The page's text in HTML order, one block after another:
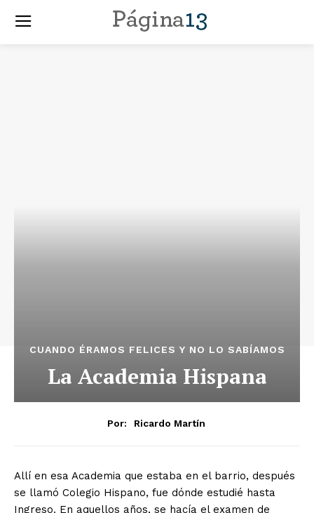
CUANDO ÉRAMOS FELICES Y NO LO SABÍAMOS
La Academia Hispana
Por: Ricardo Martín
Allí en esa Academia que estaba en el barrio, después
se llamó Colegio Hispano, fue dónde estudié hasta
Ingreso. En aquellos años, se hacía el examen de